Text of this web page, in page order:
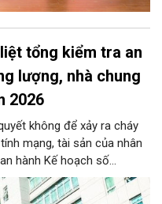
tổng kiểm tra an
lượng, nhà chung
2026
không để xảy ra cháy
mạng, tài sản của nhân
hành Kế hoạch số
trước ngày 25/11/2026,
định kỳ và đột xuất đối